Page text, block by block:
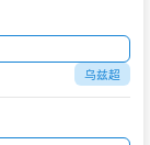
乌兹超